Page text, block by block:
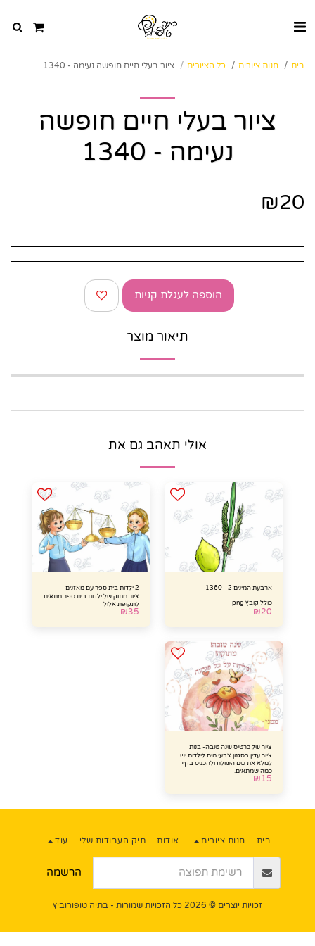
בית חנות ציורים כל הציורים ציור בעלי חיים חופשה נעימה - 1340
ציור בעלי חיים חופשה
נעימה - 1340
₪20
הוספה לעגלת קניות
תיאור מוצר
אולי תאהב גם את
ארבעת המינים 2 - 1360
כולל קובץ png
₪20
2 ילדות בית ספר עם מאזנים
ציור מתוק של ילדות בית ספר מתאים
לתקופת אלול
₪35
ציור של כרטיס שנה טובה- בנות
ציור עדין בסגנון צבעי מים לילדות יש
למלא את שם השולח ולהכניס בדף
כמה שמתאים.
₪15
בית חנות ציורים אודות תיק העבודות שלי עוד
הרשמה
זכויות יוצרים © 2026 כל הזכויות שמורות - בתיה טופורוביץ